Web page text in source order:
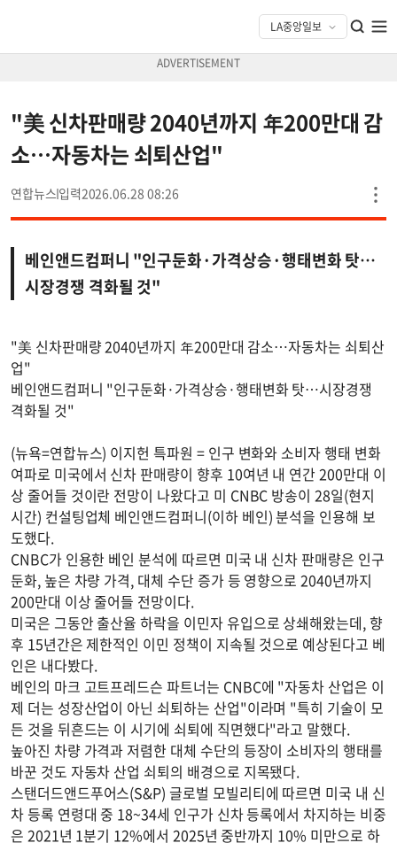
"美 신차판매량 2040년까지 年200만대 감
소…자동차는 쇠퇴산업"
연합뉴스 2026.06.28 08:26
베인앤드컴퍼니 "인구둔화·가격상승·행태변화 탓…
시장경쟁 격화될 것"
"美 신차판매량 2040년까지 年200만대 감소…자동차는 쇠퇴산
업"
베인앤드컴퍼니 "인구둔화·가격상승·행태변화 탓…시장경쟁
격화될 것"
(뉴욕=연합뉴스) 이지헌 특파원 = 인구 변화와 소비자 행태 변화
여파로 미국에서 신차 판매량이 향후 10여년 내 연간 200만대 이
상 줄어들 것이란 전망이 나왔다고 미 CNBC 방송이 28일(현지
시간) 컨설팅업체 베인앤드컴퍼니(이하 베인) 분석을 인용해 보
도했다.
CNBC가 인용한 베인 분석에 따르면 미국 내 신차 판매량은 인구
둔화, 높은 차량 가격, 대체 수단 증가 등 영향으로 2040년까지
200만대 이상 줄어들 전망이다.
미국은 그동안 출산율 하락을 이민자 유입으로 상쇄해왔는데, 향
후 15년간은 제한적인 이민 정책이 지속될 것으로 예상된다고 베
인은 내다봤다.
베인의 마크 고트프레드슨 파트너는 CNBC에 "자동차 산업은 이
제 더는 성장산업이 아닌 쇠퇴하는 산업"이라며 "특히 기술이 모
든 것을 뒤흔드는 이 시기에 쇠퇴에 직면했다"라고 말했다.
높아진 차량 가격과 저렴한 대체 수단의 등장이 소비자의 행태를
바꾼 것도 자동차 산업 쇠퇴의 배경으로 지목됐다.
스탠더드앤드푸어스(S&P) 글로벌 모빌리티에 따르면 미국 내 신
차 등록 연령대 중 18~34세 인구가 신차 등록에서 차지하는 비중
은 2021년 1분기 12%에서 2025년 중반까지 10% 미만으로 하